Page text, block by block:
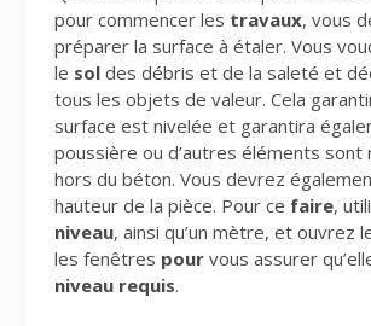
pour commencer les travaux, vous
préparer la surface à étaler. Vous
le sol des débris et de la saleté et
tous les objets de valeur. Cela
surface est nivelée et garantira
poussière ou d’autres éléments sont
hors du béton. Vous devrez
hauteur de la pièce. Pour ce faire,
niveau, ainsi qu’un mètre, et ouvrez
les fenêtres pour vous assurer
niveau requis.